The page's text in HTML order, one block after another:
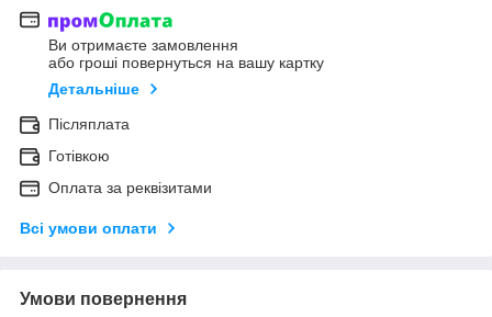
Ви отримаєте замовлення
або гроші повернуться на вашу картку
Детальніше
Післяплата
Готівкою
Оплата за реквізитами
Всі умови оплати
Умови повернення